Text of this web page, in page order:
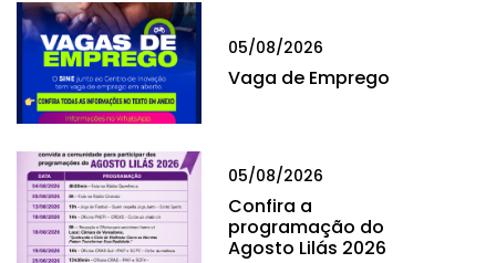
05/08/2026
Vaga de Emprego
05/08/2026
Confira a
programação do
Agosto Lilás 2026